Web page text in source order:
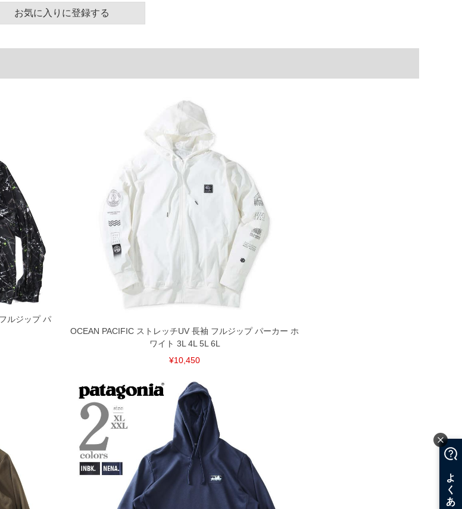
も便利
ケット／裾ドローコード／袖口
／吸汗速乾／速乾／冷感／UV
65
67
69
様がご使用の環境（コンピュ
なる場合があります。お取り
店頭での売り違い、店舗から
1本につき税込6,000円以上の品
す。）
了承下さい。
ァスナーや調節ひもが付いて
お気に入りに登録する
ルジップ パ
OCEAN PACIFIC ストレッチUV 長袖 フルジップ パーカー ホ
ワイト 3L 4L 5L 6L
¥10,450